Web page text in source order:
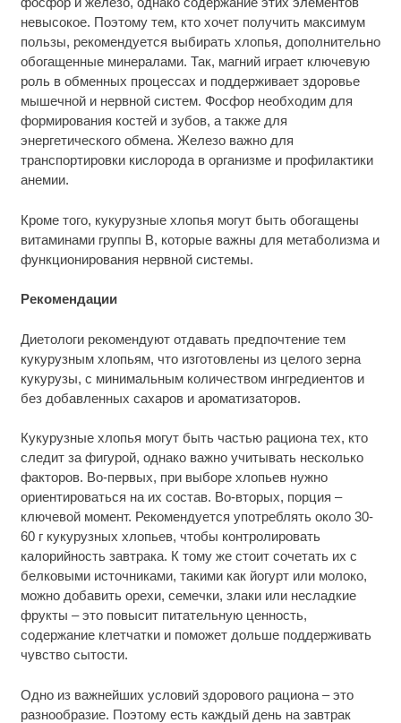
невысокое. Поэтому тем, кто хочет получить максимум
пользы, рекомендуется выбирать хлопья, дополнительно
обогащенные минералами. Так, магний играет ключевую
роль в обменных процессах и поддерживает здоровье
мышечной и нервной систем. Фосфор необходим для
формирования костей и зубов, а также для
энергетического обмена. Железо важно для
транспортировки кислорода в организме и профилактики
анемии.
Кроме того, кукурузные хлопья могут быть обогащены
витаминами группы B, которые важны для метаболизма и
функционирования нервной системы.
Рекомендации
Диетологи рекомендуют отдавать предпочтение тем
кукурузным хлопьям, что изготовлены из целого зерна
кукурузы, с минимальным количеством ингредиентов и
без добавленных сахаров и ароматизаторов.
Кукурузные хлопья могут быть частью рациона тех, кто
следит за фигурой, однако важно учитывать несколько
факторов. Во-первых, при выборе хлопьев нужно
ориентироваться на их состав. Во-вторых, порция –
ключевой момент. Рекомендуется употреблять около 30-
60 г кукурузных хлопьев, чтобы контролировать
калорийность завтрака. К тому же стоит сочетать их с
белковыми источниками, такими как йогурт или молоко,
можно добавить орехи, семечки, злаки или несладкие
фрукты – это повысит питательную ценность,
содержание клетчатки и поможет дольше поддерживать
чувство сытости.
Одно из важнейших условий здорового рациона – это
разнообразие. Поэтому есть каждый день на завтрак